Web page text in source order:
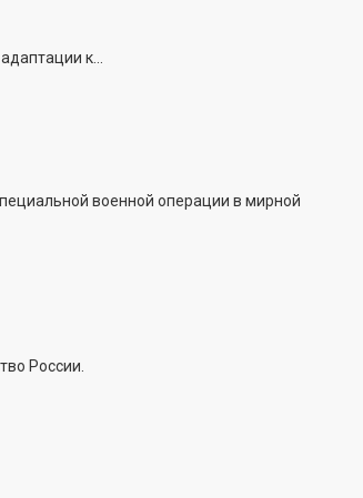
к...
военной операции в мирной
России.